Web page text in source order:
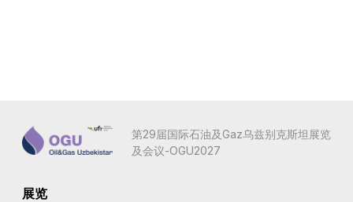
第29届国际石油及Gaz乌兹别克斯坦展览
及会议-OGU2027
展览